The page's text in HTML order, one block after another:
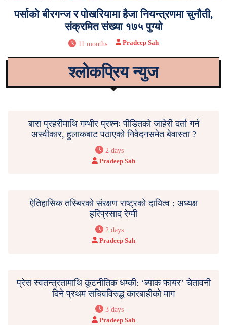
पर्साकाे बीरगन्ज र पोखरियामा हैजा नियन्त्रणमा चुनौती,
संक्रमित संख्या १७५ पुग्यो
11 months Pradeep Sah
श्लोकप्रिय न्युज
बारा प्रहरीमाथि गम्भीर प्रश्नः पीडितको जाहेरी दर्ता गर्न
अस्वीकार, हुलाकबाट पठाएको निवेदनसमेत बेवास्ता ?
2 days
Pradeep Sah
ऐतिहासिक तस्बिरको संरक्षण राष्ट्रको दायित्व : अध्यक्ष
हरिप्रसाद रेग्मी
2 days
Pradeep Sah
प्रेस स्वतन्त्रतामाथि कूटनीतिक धम्की: ‘ब्याक फायर’ चेतावनी
दिने प्रथम सचिवविरुद्ध कारबाहीको माग
3 days
Pradeep Sah